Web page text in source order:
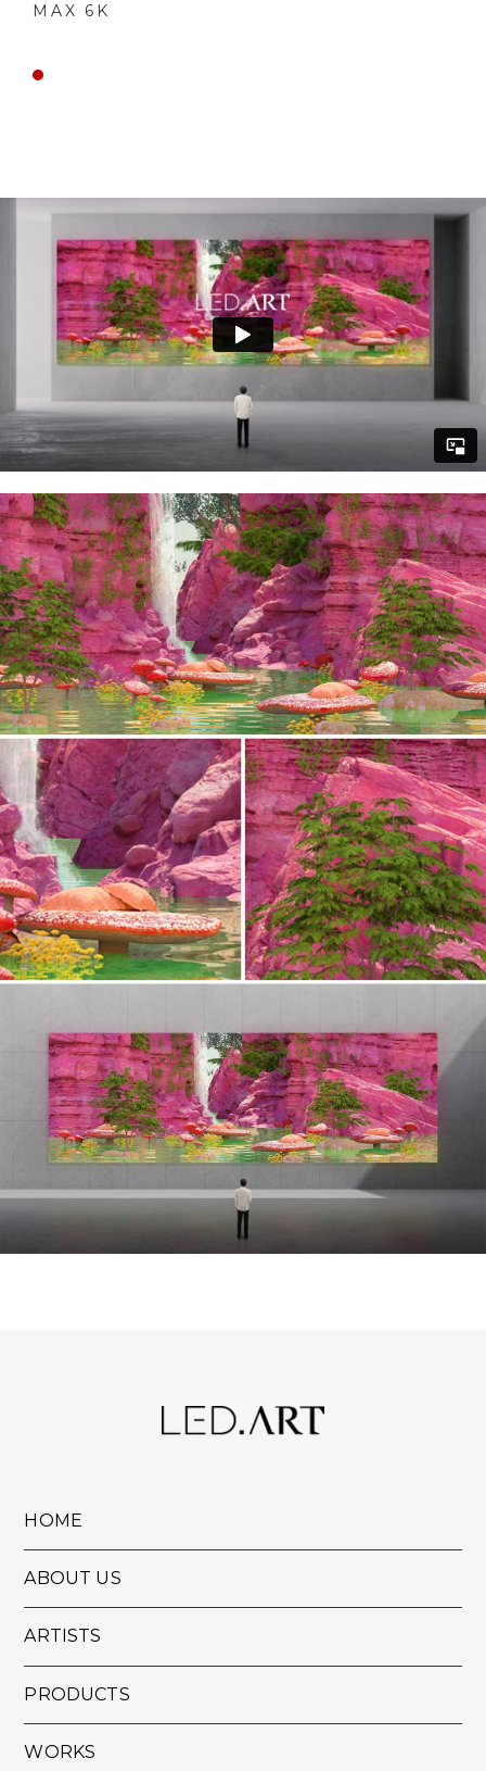
MAX 6K
HOME
ABOUT US
ARTISTS
PRODUCTS
WORKS